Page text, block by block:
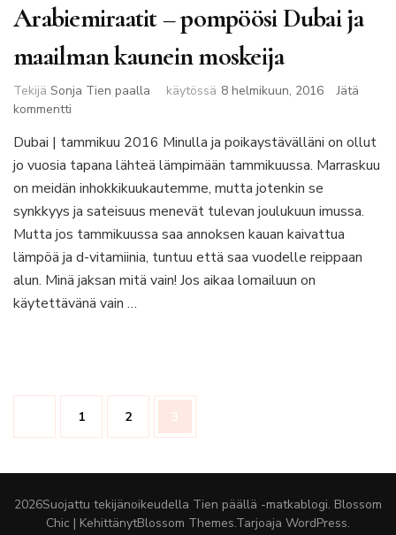
Arabiemiraatit – pompöösi Dubai ja
maailman kaunein moskeija
Tekijä Sonja Tien paalla käytössä 8 helmikuun, 2016
Jätä
kommentti
–
pompöösi
Dubai
maailman
kaunein
moskeija
Dubai | tammikuu 2016 Minulla ja poikaystävälläni on ollut
jo vuosia tapana lähteä lämpimään tammikuussa. Marraskuu
on meidän inhokkikuukautemme, mutta jotenkin se
synkkyys ja sateisuus menevät tulevan joulukuun imussa.
Mutta jos tammikuussa saa annoksen kauan kaivattua
lämpöä ja d-vitamiinia, tuntuu että saa vuodelle reippaan
alun. Minä jaksan mitä vain! Jos aikaa lomailuun on
käytettävänä vain …
Artikkelien
Sivu
1 Sivu
2 Sivu
3
2026Suojattu tekijänoikeudella Tien päällä -matkablogi. Blossom
Chic | KehittänytBlossom Themes.Tarjoaja WordPress.